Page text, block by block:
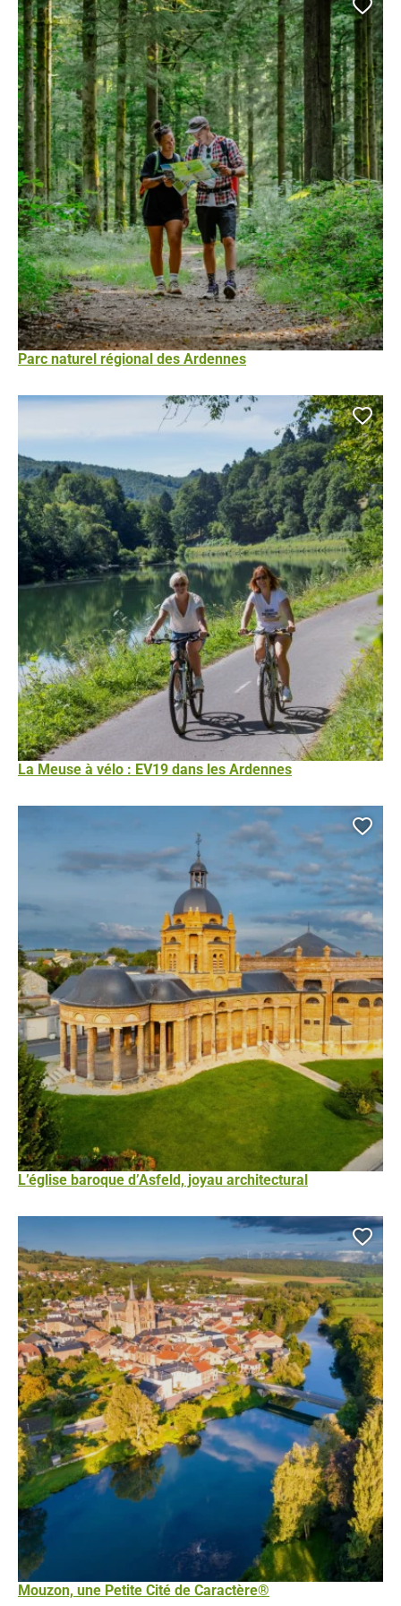
Parc naturel régional des Ardennes
La Meuse à vélo : EV19 dans les Ardennes
L’église baroque d’Asfeld, joyau architectural
Mouzon, une Petite Cité de Caractère®